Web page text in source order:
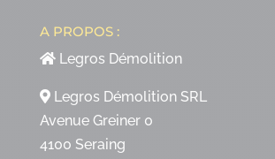
A PROPOS :
Legros Démolition
Legros Démolition SRL
Avenue Greiner 0
4100 Seraing